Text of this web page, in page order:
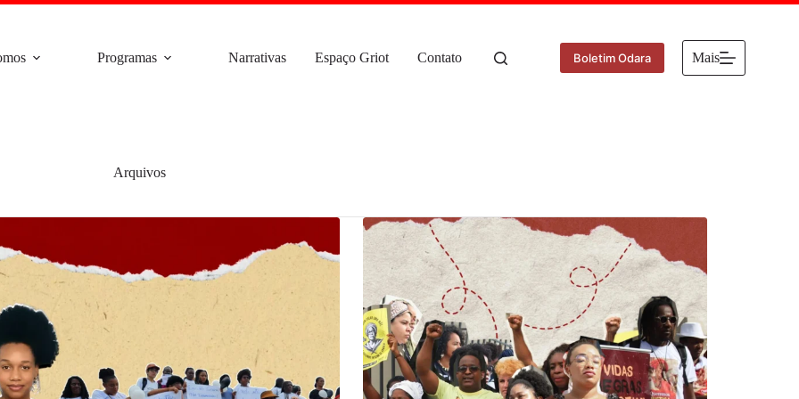
Programas Narrativas Espaço Griot Contato Boletim Odara Mais
Arquivos